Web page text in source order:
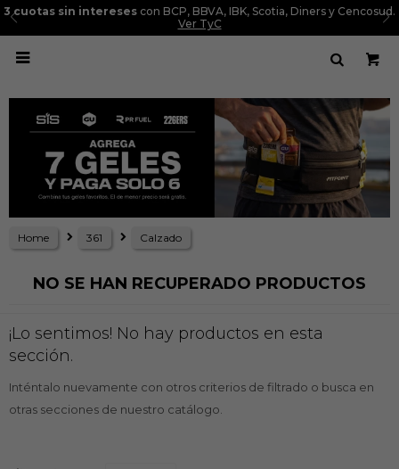
3 cuotas sin intereses con BCP, BBVA, IBK, Scotia, Diners y Cencosud.
Ver TyC

Home 361 Calzado
NO SE HAN RECUPERADO PRODUCTOS
¡Lo sentimos! No hay productos en esta
sección.
Inténtalo nuevamente con otros criterios de filtrado o busca en
otras secciones de nuestro catálogo.